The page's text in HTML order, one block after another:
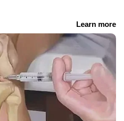
അനുമതിയില്ലാതെ
എന്ന് കാണിച്ച് സീ ഗ്രൂപ്പ്
മറ്റൊരു കേസും
പിന്നാലെയാണ് ഇപ്പോൾ
ഉന്നയിച്ച്
ഡിസ്നിയും ഒന്നിച്ച്